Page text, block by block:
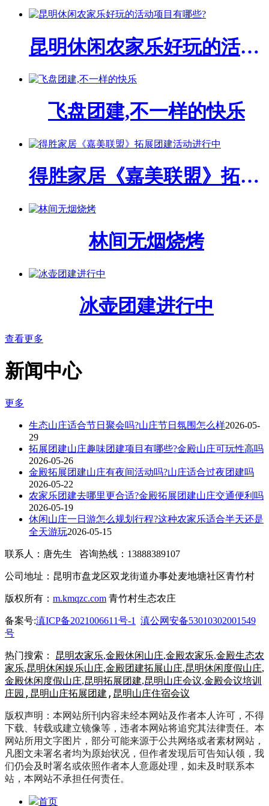
昆明休闲农家乐好玩的活动项目有哪些?
飞盘团建,不一样的快乐
得胜家居《嘉美联盟》拓展团建活动进行中
林间无烟烧烤
冰壶团建进行中
查看更多
新闻中心
更多
生态山庄适合节日聚会吗?山庄节日氛围怎么样2026-05-
29
拓展团建山庄趣味团建项目有哪些?金殿山庄可玩性高吗
2026-05-26
金殿拓展团建山庄有夜间活动吗?山庄适合过夜团建吗
2026-05-22
农家乐团建去哪里更合适?金殿拓展团建山庄交通便利吗
2026-05-19
休闲山庄一日游怎么规划行程?这种农家乐适合半天还是
全天游玩2026-05-15
联系人：唐先生 咨询热线：13888389107
公司地址：昆明市盘龙区双龙街道办事处麦地塘社区青竹村
版权所有： m.kmqzc.com 青竹村生态农庄
备案号:滇ICP备2021006611号-1
滇公网安备53010302001549
号
热门搜索： 昆明农家乐,金殿休闲山庄,金殿农家乐,金殿生态农
家乐,昆明休闲娱乐山庄,金殿团建拓展山庄,昆明休闲度假山庄,
金殿休闲度假山庄,昆明拓展团建,昆明山庄会议,金殿会议培训
庄园 , 昆明山庄拓展团建 , 昆明山庄住宿会议
版权声明：本网站所刊内容未经本网站及作者本人许可，不得
下载、转载或建立镜像等，违者本网站将追究其法律责任。本
网站所用文字图片，部分可能来源于公共网络或者素材网站，
凡图文未署名者均为原始状况，但作者发现后可告知认领，我
们仍会及时署名或依照作者本人意愿处理，如未及时联系本
站，本网站不承担任何责任。
首页